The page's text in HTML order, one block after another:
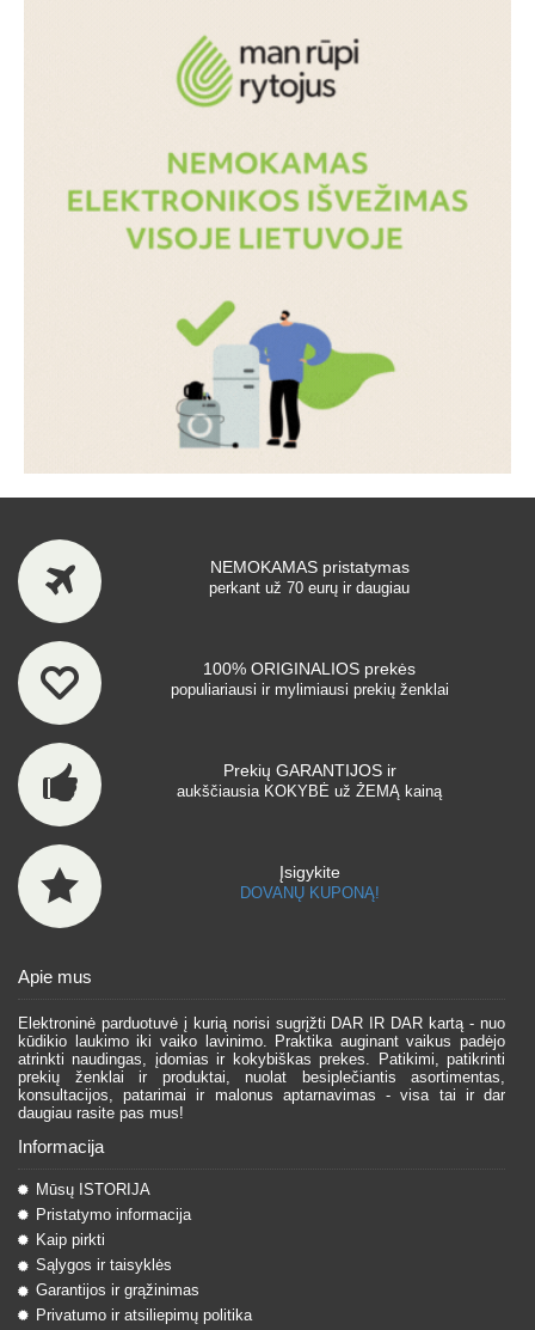
NEMOKAMAS pristatymas
perkant už 70 eurų ir daugiau
100% ORIGINALIOS prekės
populiariausi ir mylimiausi prekių ženklai
Prekių GARANTIJOS ir
aukščiausia KOKYBĖ už ŽEMĄ kainą
Įsigykite
DOVANŲ KUPONĄ!
Apie mus
Elektroninė parduotuvė į kurią norisi sugrįžti DAR IR DAR kartą - nuo
kūdikio laukimo iki vaiko lavinimo. Praktika auginant vaikus padėjo
atrinkti naudingas, įdomias ir kokybiškas prekes. Patikimi, patikrinti
prekių ženklai ir produktai, nuolat besiplečiantis asortimentas,
konsultacijos, patarimai ir malonus aptarnavimas - visa tai ir dar
daugiau rasite pas mus!
Informacija
Mūsų ISTORIJA
Pristatymo informacija
Kaip pirkti
Sąlygos ir taisyklės
Garantijos ir grąžinimas
Privatumo ir atsiliepimų politika